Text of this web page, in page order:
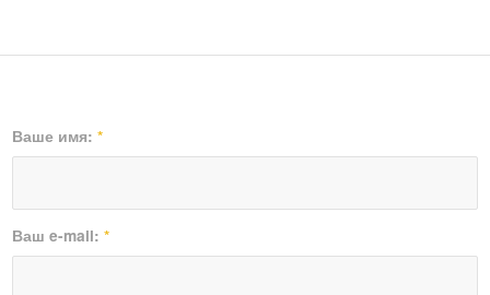
Ваше имя:*
Ваш e-mail:*